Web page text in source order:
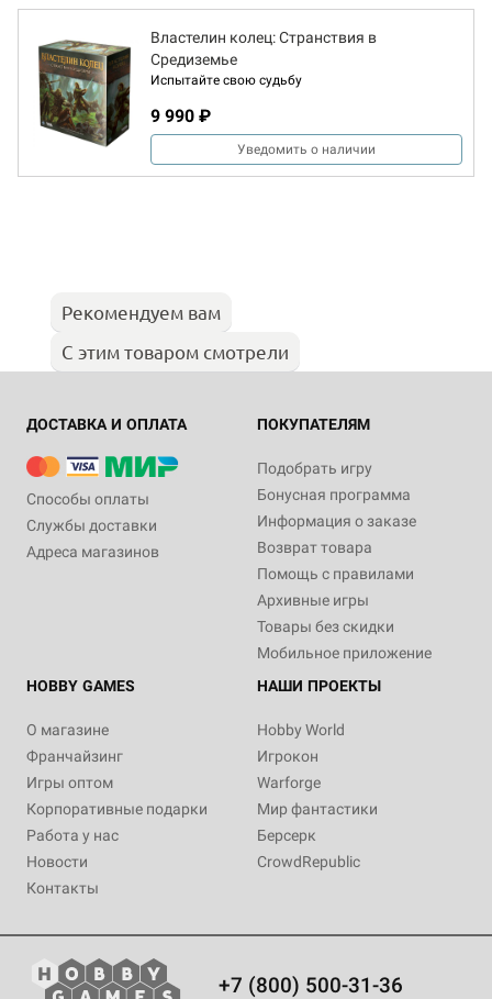
Властелин колец: Странствия в
Средиземье
Испытайте свою судьбу
9 990 ₽
Уведомить о наличии
Рекомендуем вам
С этим товаром смотрели
ДОСТАВКА И ОПЛАТА
Способы оплаты
Службы доставки
Адреса магазинов
ПОКУПАТЕЛЯМ
Подобрать игру
Бонусная программа
Информация о заказе
Возврат товара
Помощь с правилами
Архивные игры
Товары без скидки
Мобильное приложение
HOBBY GAMES
О магазине
Франчайзинг
Игры оптом
Корпоративные подарки
Работа у нас
Новости
Контакты
НАШИ ПРОЕКТЫ
Hobby World
Игрокон
Warforge
Мир фантастики
Берсерк
CrowdRepublic
+7 (800) 500-31-36